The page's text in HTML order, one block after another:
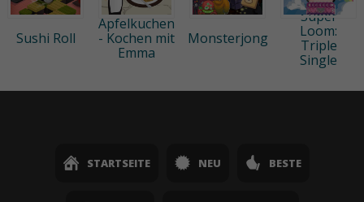
Sushi Roll
Apfelkuchen
- Kochen mit
Emma
Monsterjong
Super
Loom:
Triple
Single
STARTSEITE NEU BESTE